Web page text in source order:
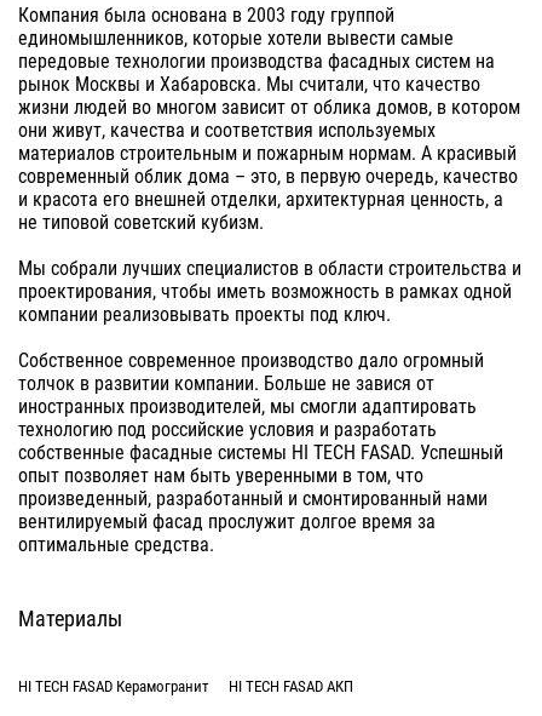
Компания была основана в 2003 году группой
единомышленников, которые хотели вывести самые
передовые технологии производства фасадных систем на
рынок Москвы и Хабаровска. Мы считали, что качество
жизни людей во многом зависит от облика домов, в котором
они живут, качества и соответствия используемых
материалов строительным и пожарным нормам. А красивый
современный облик дома – это, в первую очередь, качество
и красота его внешней отделки, архитектурная ценность, а
не типовой советский кубизм.
Мы собрали лучших специалистов в области строительства и
проектирования, чтобы иметь возможность в рамках одной
компании реализовывать проекты под ключ.
Собственное современное производство дало огромный
толчок в развитии компании. Больше не завися от
иностранных производителей, мы смогли адаптировать
технологию под российские условия и разработать
собственные фасадные системы HI TECH FASAD. Успешный
опыт позволяет нам быть уверенными в том, что
произведенный, разработанный и смонтированный нами
вентилируемый фасад прослужит долгое время за
оптимальные средства.
Материалы
HI TECH FASAD Керамогранит HI TECH FASAD АКП